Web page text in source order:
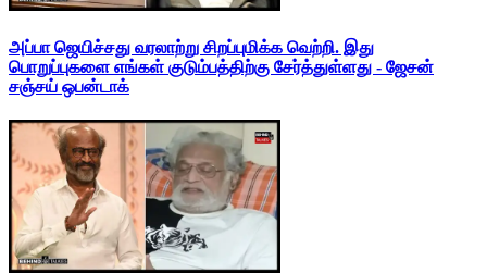
அப்பா ஜெயிச்சது வரலாற்று சிறப்புமிக்க வெற்றி. இது
பொறுப்புகளை எங்கள் குடும்பத்திற்கு சேர்த்துள்ளது - ஜேசன்
சஞ்சய் ஒபன்டாக்